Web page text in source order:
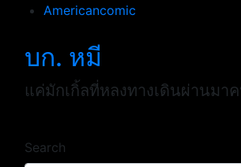
Americancomic
บก. หมี
แค่มักเกิ้ลที่หลงทางเดินผ่านมา
Search